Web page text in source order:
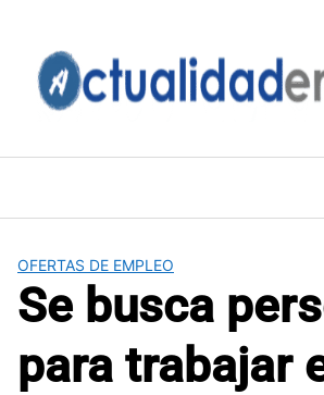
contenido
OFERTAS DE EMPLEO
Se busca
para trabajar